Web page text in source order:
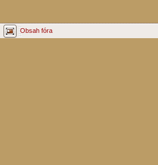
Obsah fóra